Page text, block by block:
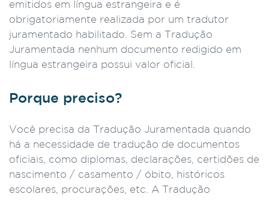
emitidos em língua estrangeira e é
obrigatoriamente realizada por um tradutor
juramentado habilitado. Sem a Tradução
Juramentada nenhum documento redigido em
língua estrangeira possui valor oficial.
Porque preciso?
Você precisa da Tradução Juramentada quando
há a necessidade de tradução de documentos
oficiais, como diplomas, declarações, certidões de
nascimento / casamento / óbito, históricos
escolares, procurações, etc. A Tradução